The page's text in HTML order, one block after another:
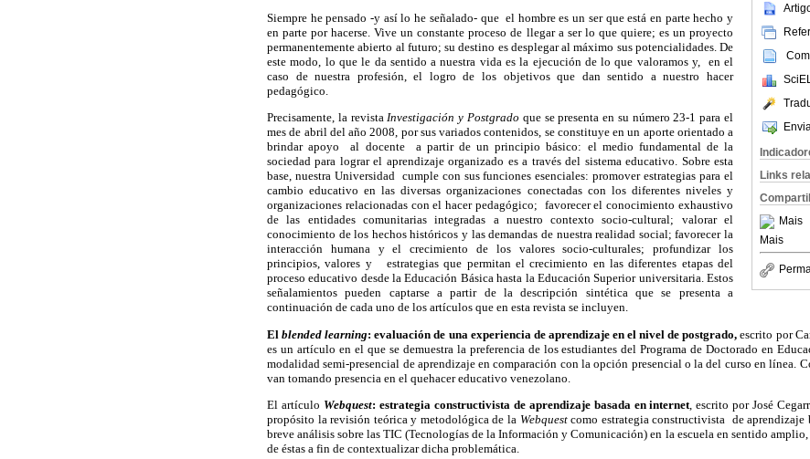
Links
Mais
Mais
Siempre he pensado -y así lo he señalado- que el hombre es un ser que está en parte hecho y
en parte por hacerse. Vive un constante proceso de llegar a ser lo que quiere; es un proyecto
permanentemente abierto al futuro; su destino es desplegar al máximo sus potencialidades. De
este modo, lo que le da sentido a nuestra vida es la ejecución de lo que valoramos y, en el
caso de nuestra profesión, el logro de los objetivos que dan sentido a nuestro hacer
pedagógico.
Precisamente, la revistaInvestigación y Postgrado que se presenta en su número 23-1 para el
mes de abril del año 2008, por sus variados contenidos, se constituye en un aporte orientado a
brindar apoyo al docente a partir de un principio básico: el medio fundamental de la
sociedad para lograr el aprendizaje organizado es a través del sistema educativo. Sobre esta
base, nuestra Universidad cumple con sus funciones esenciales: promover estrategias para el
cambio educativo en las diversas organizaciones conectadas con los diferentes niveles y
organizaciones relacionadas con el hacer pedagógico; favorecer el conocimiento exhaustivo
de las entidades comunitarias integradas a nuestro contexto socio-cultural; valorar el
conocimiento de los hechos históricos y las demandas de nuestra realidad social; favorecer la
interacción humana y el crecimiento de los valores socio-culturales; profundizar los
principios, valores y estrategias que permitan el crecimiento en las diferentes etapas del
proceso educativo desde la Educación Básica hasta la Educación Superior universitaria. Estos
señalamientos pueden captarse a partir de la descripción sintética que se presenta a
continuación de cada uno de los artículos que en esta revista se incluyen.
Elblended learning: evaluación de una experiencia de aprendizaje en el nivel de postgrado, escrito por
es un artículo en el que se demuestra la preferencia de los estudiantes del Programa de Doctorado en
modalidad semi-presencial de aprendizaje en comparación con la opción presencial o la del curso en línea.
van tomando presencia en el quehacer educativo venezolano.
El artículo Webquest: estrategia constructivista de aprendizaje basada en internet , escrito por José
propósito la revisión teórica y metodológica de la Webquestcomo estrategia constructivista de aprendizaje
breve análisis sobre las TIC (Tecnologías de la Información y Comunicación) en la escuela en sentido
de éstas a fin de contextualizar dicha problemática.